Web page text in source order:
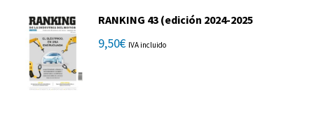
RANKING 43 (edición 2024-2025
9,50€ IVA incluido